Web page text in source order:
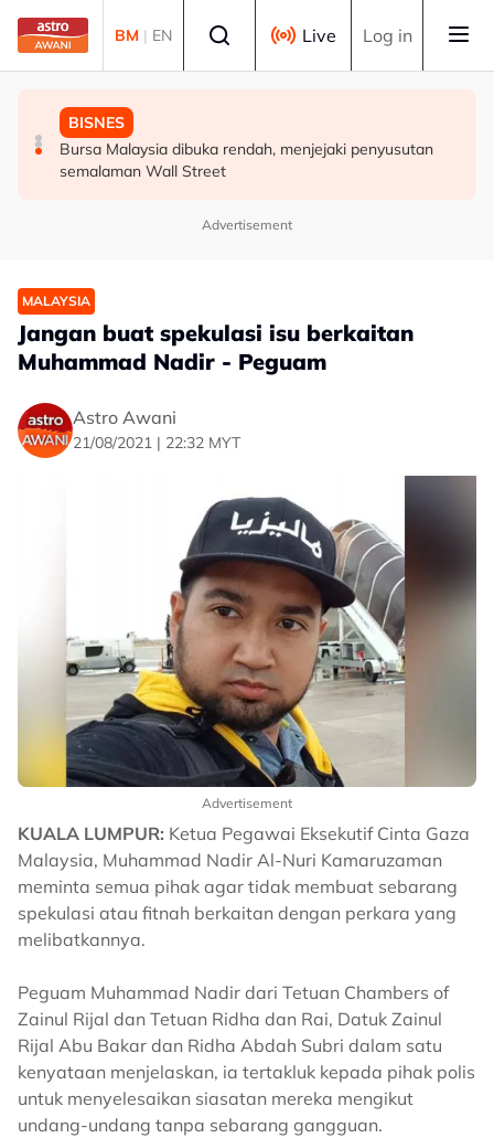
Skip to main content
BM | EN Live Log in
DUNIA
Konvoi Darat Palestin tiba di Gaziantep dalam
perjalanan ke wilayah Palestin
MALAYSIA
Siasatan segera tragedi renjatan elektrik tiga anggota
polis - Saifuddin Nasution
BISNES
Bursa Malaysia dibuka rendah, menjejaki penyusutan
semalaman Wall Street
Advertisement
MALAYSIA
Jangan buat spekulasi isu berkaitan
Muhammad Nadir - Peguam
Astro Awani
21/08/2021 | 22:32 MYT
Advertisement
KUALA LUMPUR: Ketua Pegawai Eksekutif Cinta Gaza
Malaysia, Muhammad Nadir Al-Nuri Kamaruzaman
meminta semua pihak agar tidak membuat sebarang
spekulasi atau fitnah berkaitan dengan perkara yang
melibatkannya.
Peguam Muhammad Nadir dari Tetuan Chambers of
Zainul Rijal dan Tetuan Ridha dan Rai, Datuk Zainul
Rijal Abu Bakar dan Ridha Abdah Subri dalam satu
kenyataan menjelaskan, ia tertakluk kepada pihak polis
untuk menyelesaikan siasatan mereka mengikut
undang-undang tanpa sebarang gangguan.